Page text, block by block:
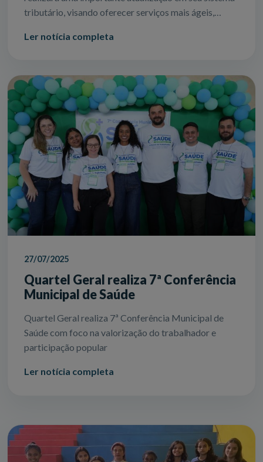
tributário, visando oferecer serviços mais ágeis,
Ler notícia completa
27/07/2025
Quartel Geral realiza 7ª Conferência
Municipal de Saúde
Quartel Geral realiza 7ª Conferência Municipal de
Saúde com foco na valorização do trabalhador e
participação popular
Ler notícia completa